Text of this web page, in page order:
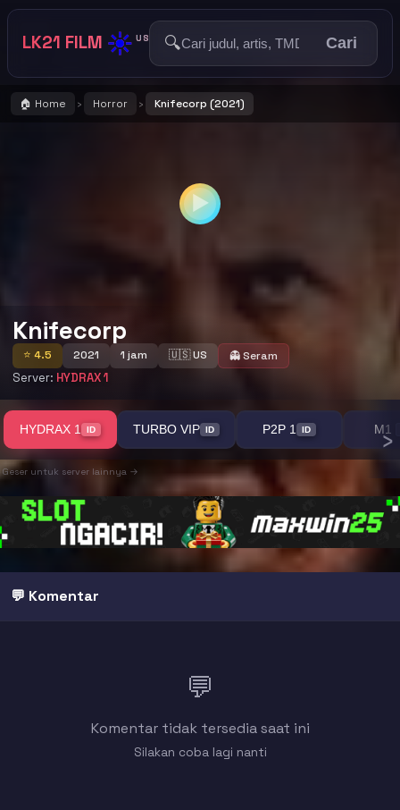
LK21 FILM ☀️ US 🔍 Cari
🏠 Home › Horror › Knifecorp (2021)
Knifecorp
⭐ 4.5 2021 1 jam 🇺🇸 US 👻 Seram
Server: HYDRAX 1
▶
HYDRAX 1 ID TURBO VIP ID P2P 1 ID M1
›
Geser untuk server lainnya →
💬 Komentar
💬
Komentar tidak tersedia saat ini
Silakan coba lagi nanti